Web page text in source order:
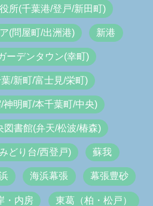
所(千葉港/登戸/新田町)
(問屋町/出洲港) 新港
ーデンタウン(幸町)
/新町/富士見/栄町)
神明町/本千葉町/中央)
図書館(弁天/松波/椿森)
どり台/西登戸) 蘇我
海浜幕張 幕張豊砂
・内房 東葛（柏・松戸）